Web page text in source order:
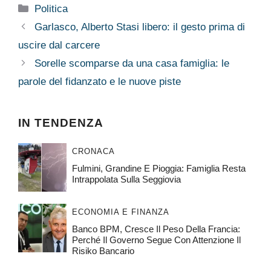
Categorie
Politica
Garlasco, Alberto Stasi libero: il gesto prima di
uscire dal carcere
Sorelle scomparse da una casa famiglia: le
parole del fidanzato e le nuove piste
IN TENDENZA
CRONACA
Fulmini, Grandine E Pioggia: Famiglia Resta
Intrappolata Sulla Seggiovia
ECONOMIA E FINANZA
Banco BPM, Cresce Il Peso Della Francia:
Perché Il Governo Segue Con Attenzione Il
Risiko Bancario